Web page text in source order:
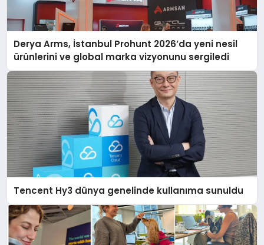
Derya Arms, İstanbul Prohunt 2026’da yeni nesil
ürünlerini ve global marka vizyonunu sergiledi
Tencent Hy3 dünya genelinde kullanıma sunuldu